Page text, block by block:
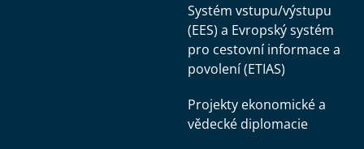
Systém vstupu/výstupu
(EES) a Evropský systém
pro cestovní informace a
povolení (ETIAS)
Projekty ekonomické a
vědecké diplomacie